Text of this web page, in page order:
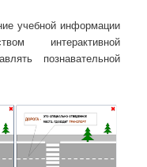
учебной информации
интерактивной
познавательной